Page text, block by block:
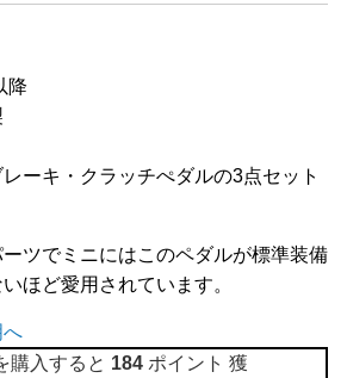
降
ーキ・クラッチぺダルの3点セット
ツでミニにはこのペダルが標準装備
ほど愛用されています。
購入すると 184 ポイント 獲